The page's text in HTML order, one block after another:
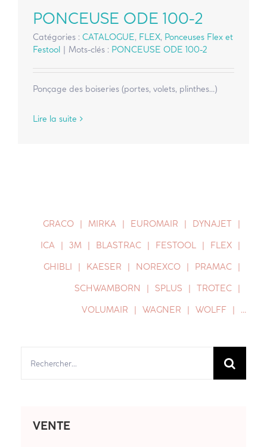
PONCEUSE ODE 100-2
Catégories : CATALOGUE, FLEX, Ponceuses Flex et
Festool
Mots-clés : PONCEUSE ODE 100-2
Ponçage des boiseries (portes, volets, plinthes…)
Lire la suite
GRACO MIRKA EUROMAIR
DYNAJET
ICA
3M BLASTRAC FESTOOL
FLEX
GHIBLI
KAESER NOREXCO
PRAMAC
SCHWAMBORN
SPLUS
TROTEC
VOLUMAIR
WAGNER WOLFF …
VENTE